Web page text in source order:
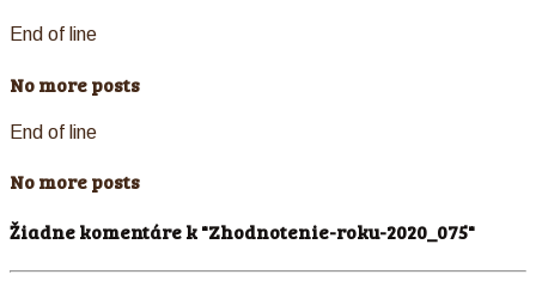
End of line
No more posts
End of line
No more posts
Žiadne komentáre k "Zhodnotenie-roku-2020_075"